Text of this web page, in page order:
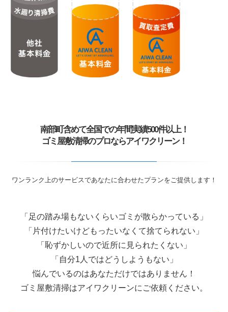
南部町含めて全国での年間実績500件以上！
ゴミ屋敷清掃のプロならアイワクリーン！
ワンランク上のサービスであなたに合わせたプランをご提供します！
「足の踏み場もないくらいゴミが散らかっている」
「片付けたいけどもったいなくて捨てられない」
「恥ずかしいので近所に見られたくない」
「自分1人ではどうしようもない」
悩んでいるのはあなただけではありません！
ゴミ屋敷清掃はアイワクリーンにご依頼ください。